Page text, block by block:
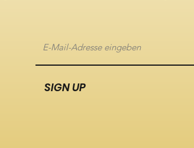
SIGN UP